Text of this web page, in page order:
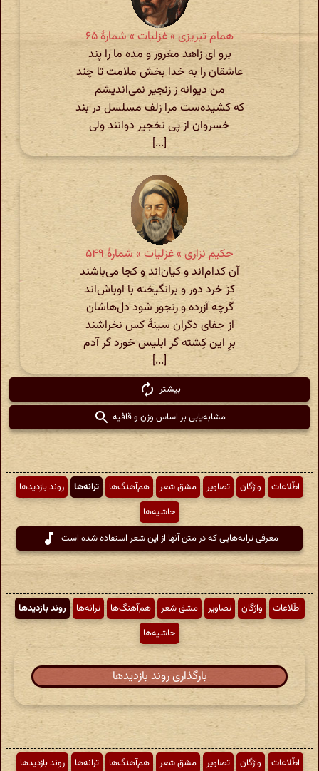
همام تبریزی » غزلیات » شمارهٔ ۶۵
برو ای زاهد مغرور و مده ما را پند
عاشقان را به خدا بخش ملامت تا چند
من دیوانه ز زنجیر نمی‌اندیشم
که کشیده‌ست مرا زلف مسلسل در بند
خسروان از پی نخجیر دوانند ولی
[...]
حکیم نزاری » غزلیات » شمارهٔ ۵۴۹
آن کدام‌اند و کیان‌اند و کجا می‌باشند
کز خرد دور و برانگیخته با اوباش‌اند
گرچه آزرده و رنجور شود دل‌هاشان
از جفای دگران سینۀ کس نخراشند
برِ این کِشته گر ابلیس خورد گر آدم
[...]
بیشتر
مشابه‌یابی بر اساس وزن و قافیه
اطّلاعات واژگان تصاویر مشق شعر هم‌آهنگ‌ها ترانه‌ها
روند بازدیدها
حاشیه‌ها
معرفی ترانه‌هایی که در متن آنها از این شعر استفاده شده است
اطّلاعات واژگان تصاویر مشق شعر هم‌آهنگ‌ها ترانه‌ها
روند بازدیدها
حاشیه‌ها
بارگذاری روند بازدیدها
اطّلاعات واژگان تصاویر مشق شعر هم‌آهنگ‌ها ترانه‌ها
روند بازدیدها